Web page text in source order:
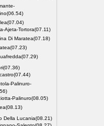
Ajeta-Tortora(07.11)
Di Maratea(07.18)
Palinuro-
Palinuro(08.05)
Della Lucania(08.21)